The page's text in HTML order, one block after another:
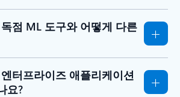
점 ML 도구와 어떻게 다른
터프라이즈 애플리케이션
요?